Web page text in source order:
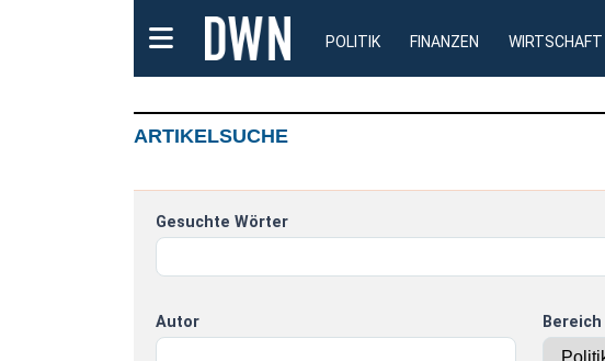
POLITIK FINANZEN WIRTSCHAFT
ARTIKELSUCHE
Gesuchte Wörter
Autor Bereich